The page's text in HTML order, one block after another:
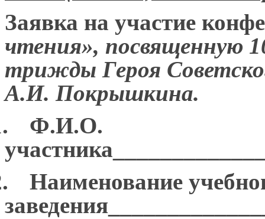
Заявка на участие
чтения», посвященную
трижды Героя
А.И. Покрышкина.
Ф.И.О.
Наименование